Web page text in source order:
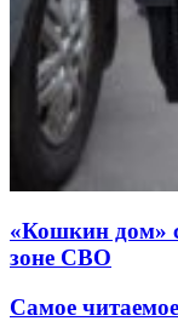
«Кошкин дом»
зоне СВО
Самое читаемое